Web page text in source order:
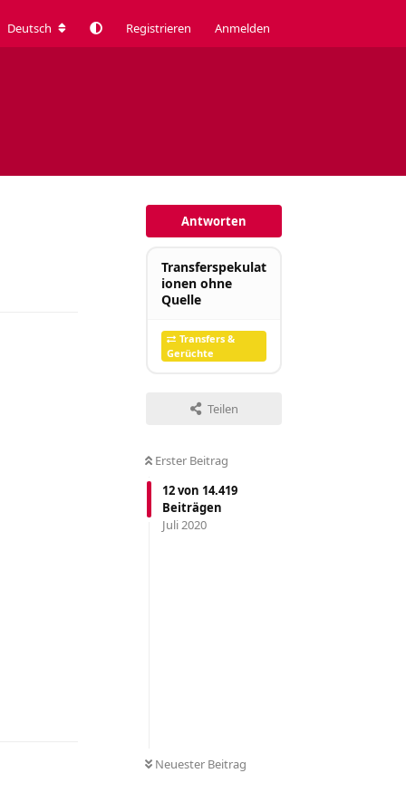
Deutsch Registrieren Anmelden
Antworten
Transferspekulat
ionen ohne
Quelle
Transfers &
Gerüchte
Teilen
Erster Beitrag
12von 14.419
Beiträgen
Juli 2020
Neuester Beitrag